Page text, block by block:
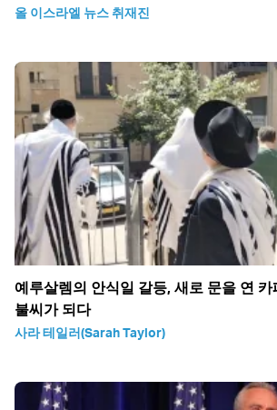
올 이스라엘 뉴스 취재진
예루살렘의 안식일 갈등, 새로 문을 연
불씨가 되다
사라 테일러(Sarah Taylor)